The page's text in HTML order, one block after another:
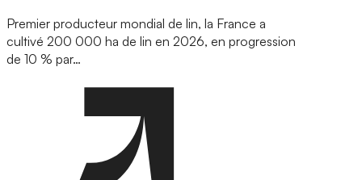
Premier producteur mondial de lin, la France a
cultivé 200 000 ha de lin en 2026, en progression
de 10 % par…